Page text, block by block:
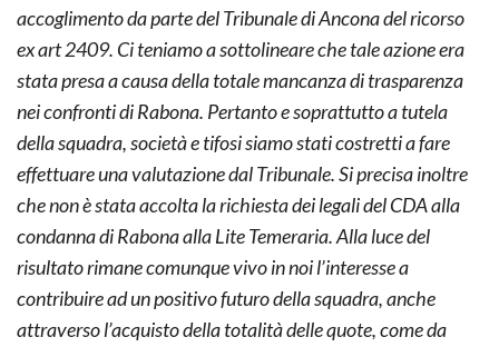
accoglimento da parte del Tribunale di Ancona del ricorso
ex art 2409. Ci teniamo a sottolineare che tale azione era
stata presa a causa della totale mancanza di trasparenza
nei confronti di Rabona. Pertanto e soprattutto a tutela
della squadra, società e tifosi siamo stati costretti a fare
effettuare una valutazione dal Tribunale. Si precisa inoltre
che non è stata accolta la richiesta dei legali del CDA alla
condanna di Rabona alla Lite Temeraria. Alla luce del
risultato rimane comunque vivo in noi l’interesse a
contribuire ad un positivo futuro della squadra, anche
attraverso l’acquisto della totalità delle quote, come da